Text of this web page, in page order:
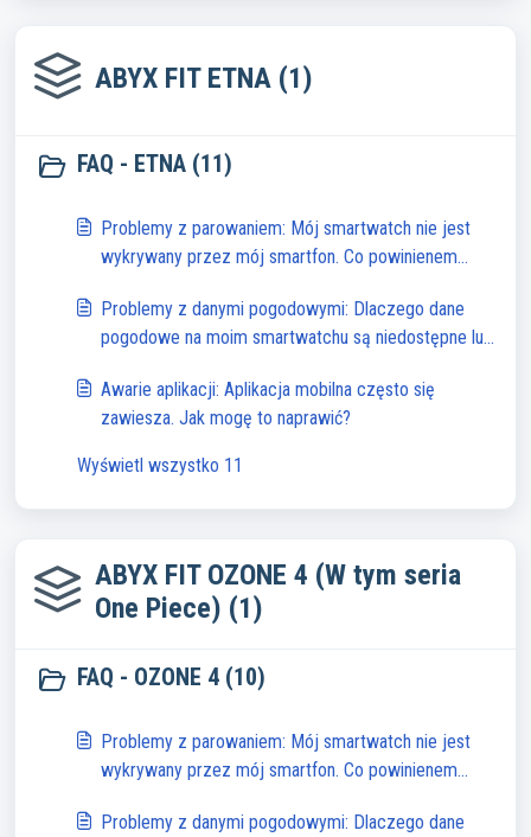
ABYX FIT ETNA (1)
FAQ - ETNA (11)
Problemy z parowaniem: Mój smartwatch nie jest
wykrywany przez mój smartfon. Co powinienem
Problemy z danymi pogodowymi: Dlaczego dane
pogodowe na moim smartwatchu są niedostępne lub
Awarie aplikacji: Aplikacja mobilna często się
zawiesza. Jak mogę to naprawić?
Wyświetl wszystko 11
ABYX FIT OZONE 4 (W tym seria
One Piece) (1)
FAQ - OZONE 4 (10)
Problemy z parowaniem: Mój smartwatch nie jest
wykrywany przez mój smartfon. Co powinienem
Problemy z danymi pogodowymi: Dlaczego dane